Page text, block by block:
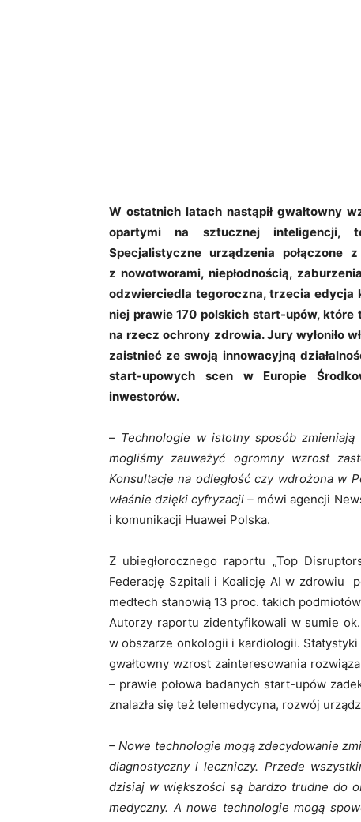
W ostatnich latach nastąpił gwałtowny
opartymi na sztucznej inteligencji,
Specjalistyczne urządzenia
z nowotworami, niepłodnością,
odzwierciedla tegoroczna, trzecia edycja
niej prawie 170 polskich start-upów,
na rzecz ochrony zdrowia. Jury wyłoniło
zaistnieć ze swoją innowacyjną
start-upowych scen w Europie
inwestorów.
– Technologie w istotny sposób zmieniają
mogliśmy zauważyć ogromny wzrost
Konsultacje na odległość czy wdrożona w
właśnie dzięki cyfryzacji – mówi agencji
i komunikacji Huawei Polska.
Z ubiegłorocznego raportu „Top
Federację Szpitali i Koalicję AI w zdrowiu
medtech stanowią 13 proc. takich
Autorzy raportu zidentyfikowali w sumie
w obszarze onkologii i kardiologii.
gwałtowny wzrost zainteresowania
– prawie połowa badanych start-upów
znalazła się też telemedycyna, rozwój
– Nowe technologie mogą zdecydowanie
diagnostyczny i leczniczy. Przede
dzisiaj w większości są bardzo trudne do
medyczny. A nowe technologie mogą